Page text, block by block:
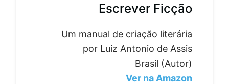
Escrever Ficção
Um manual de criação literária
por Luiz Antonio de Assis
Brasil (Autor)
Ver na Amazon